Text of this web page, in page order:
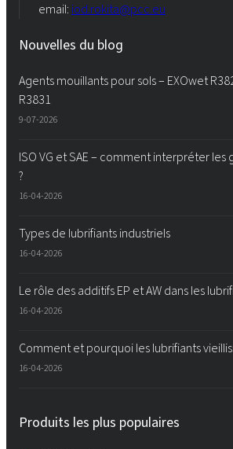
email: iod.rokita@pcc.eu
Nouvelles du blog
Agents mouillants pour sols – EXOwet
R3831
9-07-2026
ISO VG et SAE – comment interpréter les
?
16-04-2026
Types de lubrifiants industriels
16-04-2026
Le rôle des additifs EP et AW dans les
16-04-2026
Comment et pourquoi les lubrifiants
16-04-2026
Produits les plus populaires